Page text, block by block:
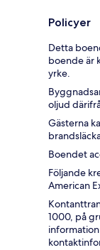
Policyer
Detta
boende är
yrke.
oljud
Gästerna
Boendet
Följande
American
1000, på